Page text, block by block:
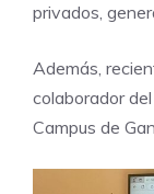
privados,
Además,
colaborador
Campus de